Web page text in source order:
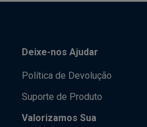
Deixe-nos Ajudar
Política de Devolução
Suporte de Produto
Valorizamos Sua